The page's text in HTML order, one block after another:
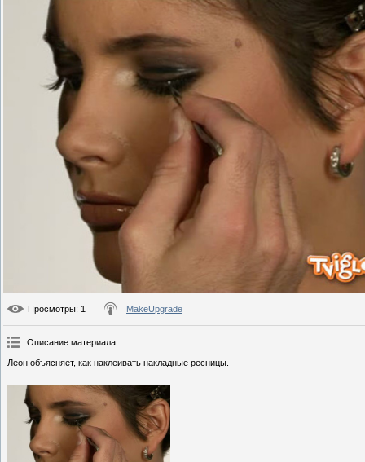
Просмотры: 1 MakeUpgrade
Описание материала:
Леон объясняет, как наклеивать накладные ресницы.